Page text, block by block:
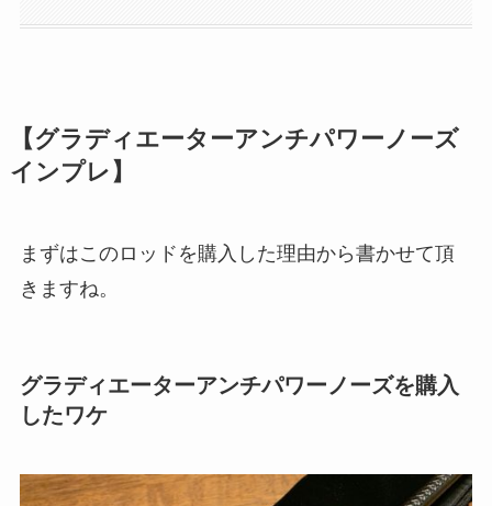
【グラディエーターアンチパワーノーズ
インプレ】
まずはこのロッドを購入した理由から書かせて頂
きますね。
グラディエーターアンチパワーノーズを購入
したワケ